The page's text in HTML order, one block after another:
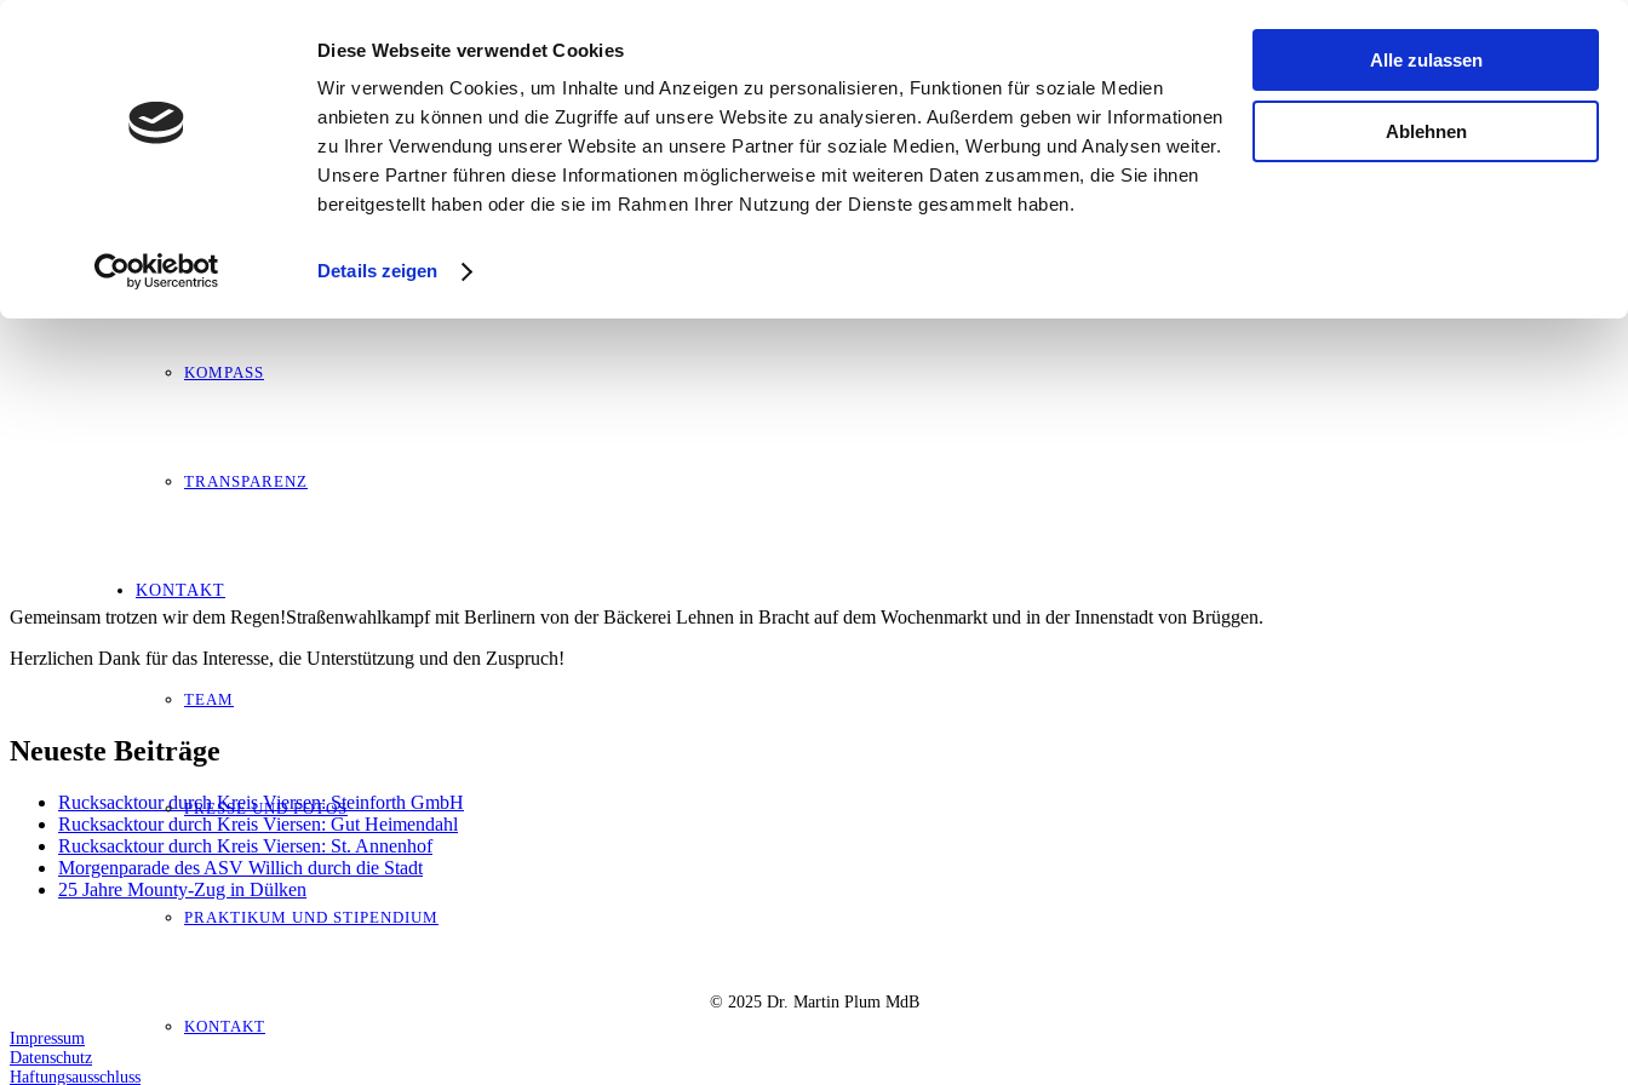
Diese Webseite verwendet Cookies
Wir verwenden Cookies, um Inhalte und Anzeigen zu personalisieren, Funktionen für soziale Medien
anbieten zu können und die Zugriffe auf unsere Website zu analysieren. Außerdem geben wir Informationen
zu Ihrer Verwendung unserer Website an unsere Partner für soziale Medien, Werbung und Analysen weiter.
Unsere Partner führen diese Informationen möglicherweise mit weiteren Daten zusammen, die Sie ihnen
bereitgestellt haben oder die sie im Rahmen Ihrer Nutzung der Dienste gesammelt haben.
Details zeigen
Alle zulassen
Ablehnen
LEBENSLAUF
KOMPASS
TRANSPARENZ
KONTAKT
TEAM
PRESSE UND FOTOS
PRAKTIKUM UND STIPENDIUM
KONTAKT
Straßenwahlkampf im Regen
Gemeinsam trotzen wir dem Regen!Straßenwahlkampf mit Berlinern von der Bäckerei Lehnen in Bracht auf dem Wochenmarkt und in der Innenstadt von Brüggen.
Herzlichen Dank für das Interesse, die Unterstützung und den Zuspruch!
Neueste Beiträge
Rucksacktour durch Kreis Viersen: Steinforth GmbH
Rucksacktour durch Kreis Viersen: Gut Heimendahl
Rucksacktour durch Kreis Viersen: St. Annenhof
Morgenparade des ASV Willich durch die Stadt
25 Jahre Mounty-Zug in Dülken
© 2025 Dr. Martin Plum MdB
Impressum
Datenschutz
Haftungsausschluss